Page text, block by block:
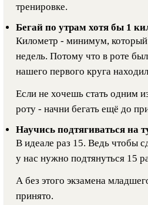
тренировке.
Бегай по утрам хотя бы 1
Километр - минимум,
недель. Потому что в роте
нашего первого круга
Если не хочешь стать одним
роту - начни бегать ещё до
Научись подтягиваться на
В идеале раз 15. Ведь чтобы
у нас нужно подтянуться 15
А без этого экзамена
принято.